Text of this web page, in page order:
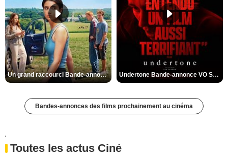
Un grand raccourci Bande-annonce VF Undertone Bande-annonce VO STFR
Bandes-annonces des films prochainement au cinéma
'
Toutes les actus Ciné